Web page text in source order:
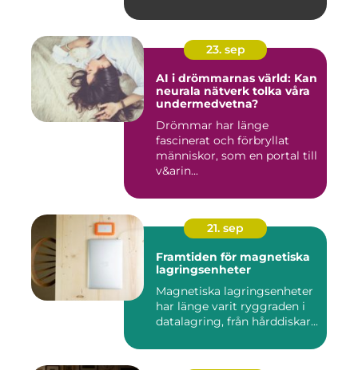
23. sep
AI i drömmarnas värld: Kan
neurala nätverk tolka våra
undermedvetna?
Drömmar har länge
fascinerat och förbryllat
människor, som en portal till
v&arin...
21. sep
Framtiden för magnetiska
lagringsenheter
Magnetiska lagringsenheter
har länge varit ryggraden i
datalagring, från hårddiskar...